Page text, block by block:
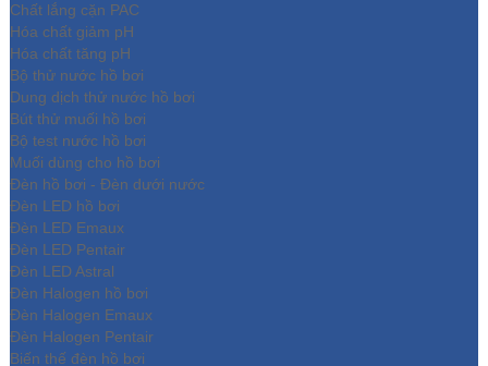
Chất lắng cặn PAC
Hóa chất giảm pH
Hóa chất tăng pH
Bộ thử nước hồ bơi
Dung dịch thử nước hồ bơi
Bút thử muối hồ bơi
Bộ test nước hồ bơi
Muối dùng cho hồ bơi
Đèn hồ bơi - Đèn dưới nước
Đèn LED hồ bơi
Đèn LED Emaux
Đèn LED Pentair
Đèn LED Astral
Đèn Halogen hồ bơi
Đèn Halogen Emaux
Đèn Halogen Pentair
Biến thế đèn hồ bơi